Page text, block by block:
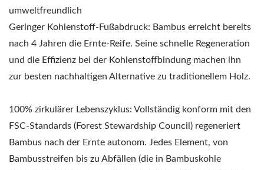
umweltfreundlich
Geringer Kohlenstoff-Fußabdruck: Bambus erreicht bereits
nach 4 Jahren die Ernte-Reife. Seine schnelle Regeneration
und die Effizienz bei der Kohlenstoffbindung machen ihn
zur besten nachhaltigen Alternative zu traditionellem Holz.
100% zirkulärer Lebenszyklus: Vollständig konform mit den
FSC-Standards (Forest Stewardship Council) regeneriert
Bambus nach der Ernte autonom. Jedes Element, von
Bambusstreifen bis zu Abfällen (die in Bambuskohle